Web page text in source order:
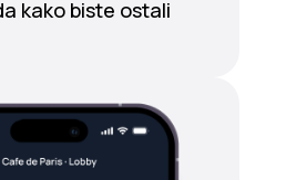
kako biste ostali